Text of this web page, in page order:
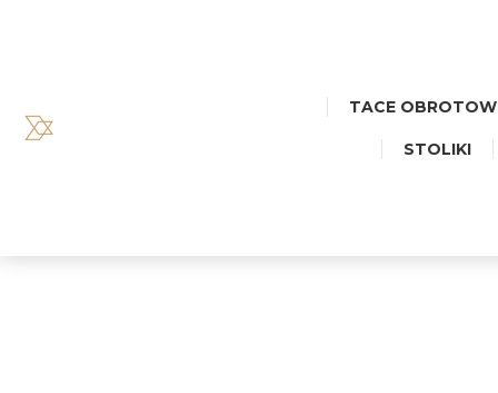
TACE
STOLIKI